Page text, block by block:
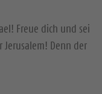
Freue dich und sei
Jerusalem! Denn der